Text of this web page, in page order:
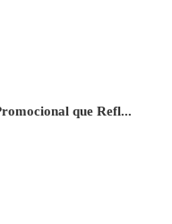
que Refl...